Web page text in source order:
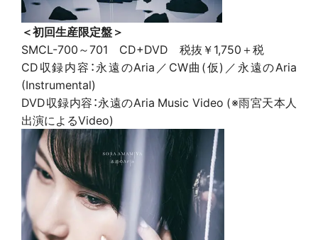
＜初回生産限定盤＞
SMCL-700～701 CD+DVD 税抜￥1,750＋税
CD収録内容：永遠のAria／CW曲(仮)／永遠のAria
(Instrumental)
DVD収録内容：永遠のAria Music Video (※雨宮天本人
出演によるVideo)